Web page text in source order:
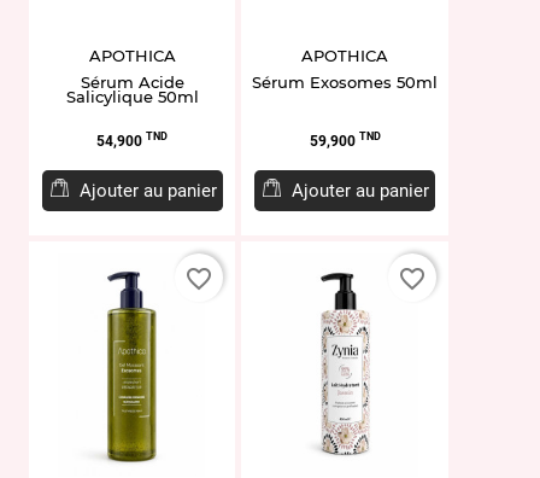
APOTHICA
Sérum Acide
Salicylique 50ml
Prix
54,900 TND
Ajouter au panier
APOTHICA
Sérum Exosomes 50ml
Prix
59,900 TND
Ajouter au panier
favorite_border favorite_border